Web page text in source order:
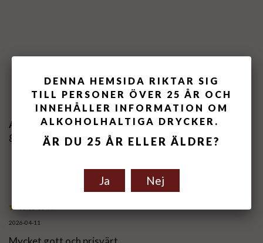
Spara som favorit
Artikelnummer:
887100-21
RECENSIONER
2026-04-11
DENNA HEMSIDA RIKTAR SIG
TILL PERSONER ÖVER 25 ÅR OCH
INNEHÅLLER INFORMATION OM
ALKOHOLHALTIGA DRYCKER.
ÄR DU 25 ÅR ELLER ÄLDRE?
Ja Nej